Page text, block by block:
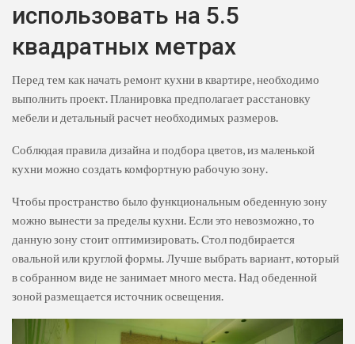
использовать на 5.5
квадратных метрах
Перед тем как начать ремонт кухни в квартире, необходимо
выполнить проект. Планировка предполагает расстановку
мебели и детальный расчет необходимых размеров.
Соблюдая правила дизайна и подбора цветов, из маленькой
кухни можно создать комфортную рабочую зону.
Чтобы пространство было функциональным обеденную зону
можно вынести за пределы кухни. Если это невозможно, то
данную зону стоит оптимизировать. Стол подбирается
овальной или круглой формы. Лучше выбрать вариант, который
в собранном виде не занимает много места. Над обеденной
зоной размещается источник освещения.